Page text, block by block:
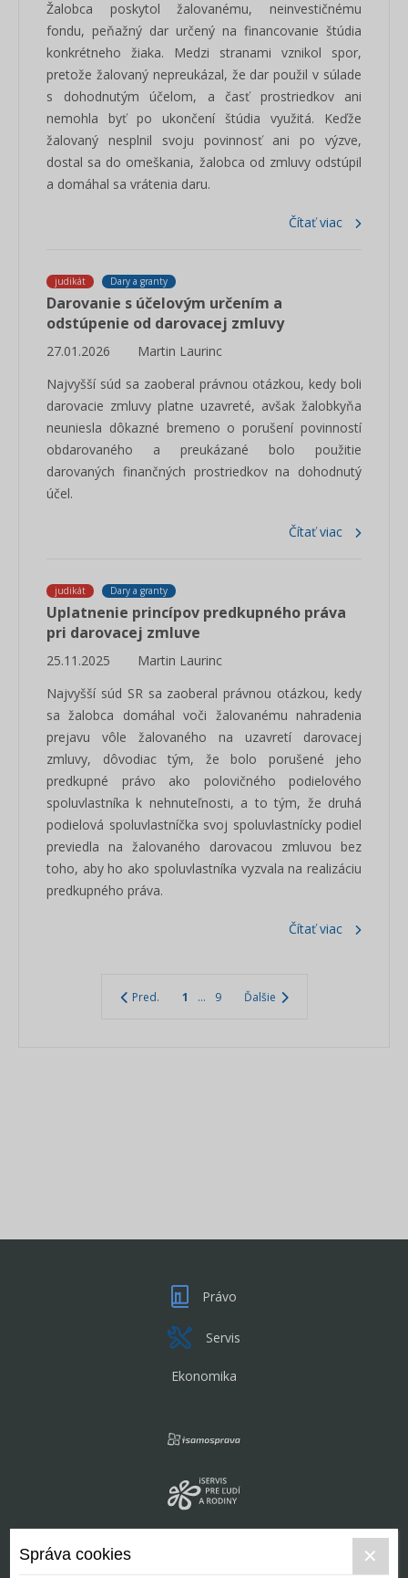
Žalobca poskytol žalovanému, neinvestičnému
fondu, peňažný dar určený na financovanie štúdia
konkrétneho žiaka. Medzi stranami vznikol spor,
pretože žalovaný nepreukázal, že dar použil v súlade
s dohodnutým účelom, a časť prostriedkov ani
nemohla byť po ukončení štúdia využitá. Keďže
žalovaný nesplnil svoju povinnosť ani po výzve,
dostal sa do omeškania, žalobca od zmluvy odstúpil
a domáhal sa vrátenia daru.
Čítať viac
judikát Dary a granty
Darovanie s účelovým určením a
odstúpenie od darovacej zmluvy
27.01.2026
Martin Laurinc
Najvyšší súd sa zaoberal právnou otázkou, kedy boli
darovacie zmluvy platne uzavreté, avšak žalobkyňa
neuniesla dôkazné bremeno o porušení povinností
obdarovaného a preukázané bolo použitie
darovaných finančných prostriedkov na dohodnutý
účel.
Čítať viac
judikát Dary a granty
Uplatnenie princípov predkupného práva
pri darovacej zmluve
25.11.2025
Martin Laurinc
Najvyšší súd SR sa zaoberal právnou otázkou, kedy
sa žalobca domáhal voči žalovanému nahradenia
prejavu vôle žalovaného na uzavretí darovacej
zmluvy, dôvodiac tým, že bolo porušené jeho
predkupné právo ako polovičného podielového
spoluvlastníka k nehnuteľnosti, a to tým, že druhá
podielová spoluvlastníčka svoj spoluvlastnícky podiel
previedla na žalovaného darovacou zmluvou bez
toho, aby ho ako spoluvlastníka vyzvala na realizáciu
predkupného práva.
Čítať viac
Pred. 1 ... 9 Ďalšie
Právo
Servis
Ekonomika
Správa cookies